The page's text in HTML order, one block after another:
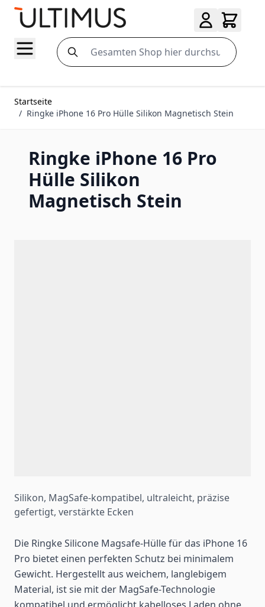
Zum Inhalt springen
Search
Startseite
/ Ringke iPhone 16 Pro Hülle Silikon Magnetisch Stein
Ringke iPhone 16 Pro
Hülle Silikon
Magnetisch Stein
Silikon, MagSafe-kompatibel, ultraleicht, präzise
gefertigt, verstärkte Ecken
Die Ringke Silicone Magsafe-Hülle für das iPhone 16
Pro bietet einen perfekten Schutz bei minimalem
Gewicht. Hergestellt aus weichem, langlebigem
Material, ist sie mit der MagSafe-Technologie